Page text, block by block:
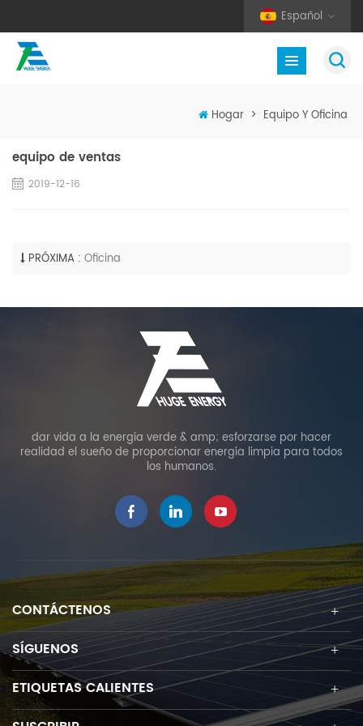
Español
Hogar > Equipo Y Oficina
equipo de ventas
2019-12-16
PRÓXIMA : Oficina
dar vida a la energía verde & amp; esforzarse por hacer
realidad el sueño de proporcionar energía limpia para todos
los humanos.
CONTÁCTENOS
SÍGUENOS
ETIQUETAS CALIENTES